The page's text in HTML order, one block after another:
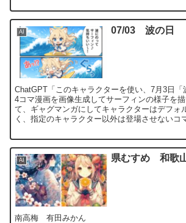
AI 07/03 波の日
ChatGPT「このキャラクターを使い、7月3日
4コマ漫画を画像生成してサーフィンの様子を
て、ギャグマンガにしてキャラクターはデフォ
く、指定のキャラクター以外は登場させないコ
AI 県むすめ 和歌
南高梅 有田みかん